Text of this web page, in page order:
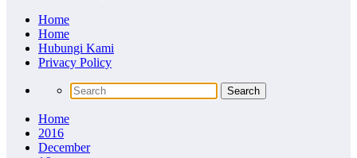
Home
Home
Hubungi Kami
Privacy Policy
Home
2016
December